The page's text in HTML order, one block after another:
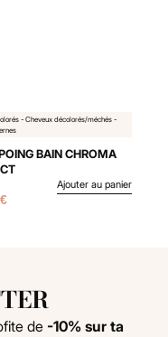
- Cheveux décolorés/méchés -
BAIN CHROMA
€
Ajouter au panier
de -10% sur ta